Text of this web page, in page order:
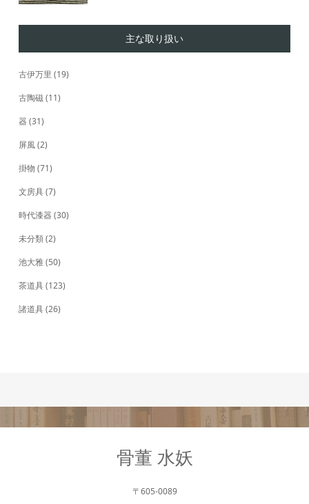
主な取り扱い
古伊万里 (19)
古陶磁(11)
器 (31)
屏風(2)
掛物 (71)
文房具(7)
時代漆器 (30)
未分類(2)
池大雅(50)
茶道具(123)
諸道具(26)
骨董 水妖
〒605-0089